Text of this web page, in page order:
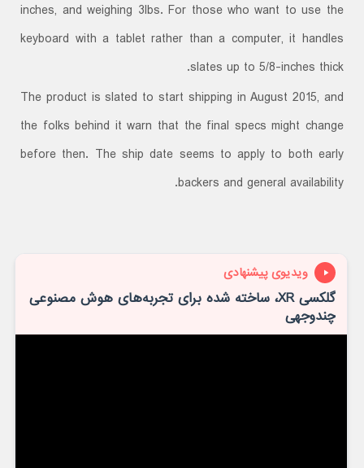
inches, and weighing 3lbs. For those who want to use the
keyboard with a tablet rather than a computer, it handles
slates up to 5/8-inches thick.
The product is slated to start shipping in August 2015, and
the folks behind it warn that the final specs might change
before then. The ship date seems to apply to both early
backers and general availability.
ویدیوی پیشنهادی
گلکسی XR، ساخته شده برای تجربه‌های هوش مصنوعی
چندوجهی